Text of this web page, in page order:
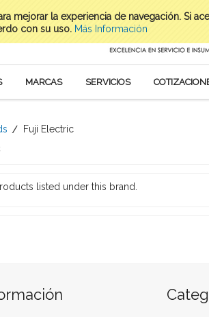
mejorar la experiencia de navegación. Si
con su uso. Más Información
MARCAS SERVICIOS
Fuji Electric
listed under this brand.